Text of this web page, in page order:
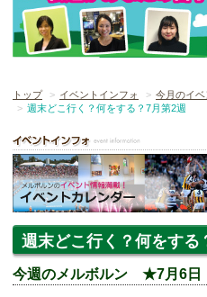
トップ イベントインフォ
今月のイベ
週末どこ行く？何をする？7月第2週
週末どこ行く？何をする
今週のメルボルン ★7月6日